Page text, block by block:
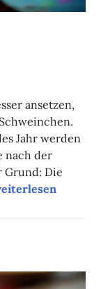
ansetzen,
Jahr werden
nach der
Grund: Die